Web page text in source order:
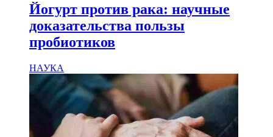
Йогурт против рака: научные
доказательства пользы
пробиотиков
НАУКА